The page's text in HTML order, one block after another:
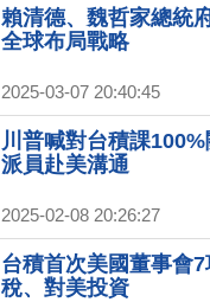
賴清德、魏哲家總統
全球布局戰略
2025-03-07 20:40:45
川普喊對台積課
派員赴美溝通
2025-02-08 20:26:27
台積首次美國董事會
稅、對美投資